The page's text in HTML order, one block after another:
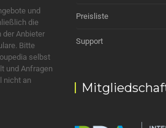
und
die
der Anbieter
Bitte
selbst
und Anfragen
nicht an
Preisliste
Support